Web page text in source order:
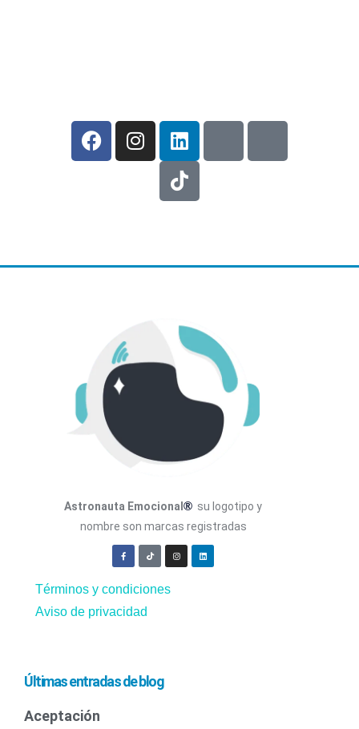
Astronauta Emocional® su logotipo y
nombre son marcas registradas
Términos y condiciones
Aviso de privacidad
Últimas entradas de blog
Aceptación